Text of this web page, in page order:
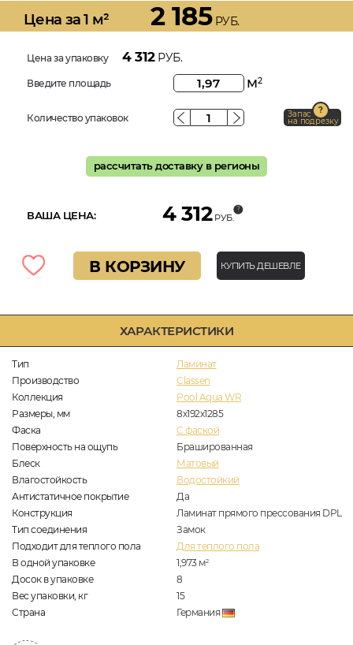
ХАРАКТЕРИСТИКИ
Тип
Ламинат
Производство
Classen
Коллекция
Pool Aqua WR
Размеры, мм
8х192х1285
Фаска
C фаской
Поверхность на ощупь
Брашированная
Блеск
Матовый
Влагостойкость
Водостойкий
Антистатичное покрытие
Да
Конструкция
Ламинат прямого прессования DPL
Тип соединения
Замок
Подходит для теплого пола
Для теплого пола
В одной упаковке
1,973 м2
Досок в упаковке
8
Вес упаковки, кг
15
Страна
Германия
Цена за 1 м² 2 185РУБ.
Цена за упаковку 4 312РУБ.
Введите площадь м2
Количество упаковок Запас
на подрезку
рассчитать доставку в регионы
ВАША ЦЕНА: 4 312 РУБ.
В КОРЗИНУ КУПИТЬ ДЕШЕВЛЕ